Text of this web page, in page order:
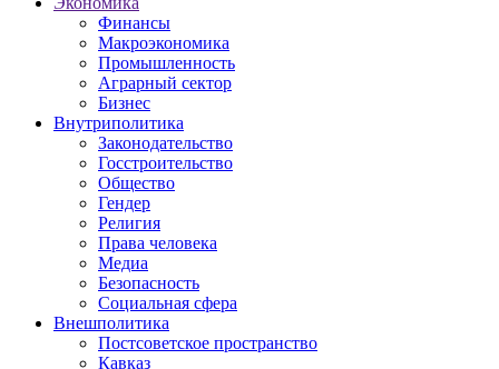
Финансы
Макроэкономика
Промышленность
Аграрный сектор
Бизнес
Внутриполитика
Законодательство
Госстроительство
Общество
Гендер
Религия
Права человека
Медиа
Безопасность
Социальная сфера
Внешполитика
Постсоветское пространство
Кавказ